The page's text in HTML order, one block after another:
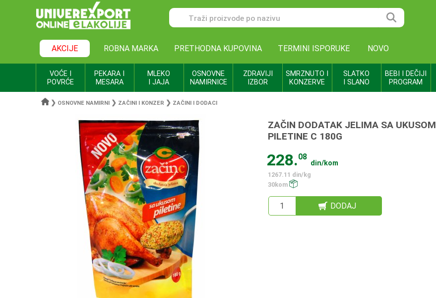
AKCIJE ROBNA MARKA PRETHODNA KUPOVINA TERMINI ISPORUKE NOVO
VOĆE I
POVRĆE
PEKARA I
MESARA
MLEKO
I JAJA
OSNOVNE
NAMIRNICE
ZDRAVIJI
IZBOR
SMRZNUTO I
KONZERVE
SLATKO
I SLANO
BEBI I DEČIJI
PROGRAM
❯ OSNOVNE NAMIRNI ❯ ZAČINI I KONZER ❯ ZAČINI I DODACI
ZAČIN DODATAK JELIMA SA UKUSOM
PILETINE C 180G
228.08
din/kom
1267.11 din/kg
30kom
DODAJ